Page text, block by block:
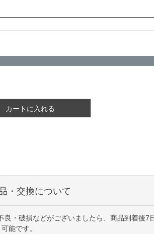
カートに入れる
・交換について
・破損などがございましたら、商品到着後7
能です。